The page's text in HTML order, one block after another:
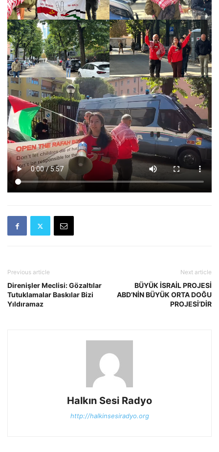
Previous article
Direnişler Meclisi: Gözaltılar
Tutuklamalar Baskılar Bizi
Yıldıramaz
Next article
BÜYÜK İSRAİL PROJESİ
ABD’NİN BÜYÜK ORTA DOĞU
PROJESİ’DİR
Halkın Sesi Radyo
http://halkinsesiradyo.org